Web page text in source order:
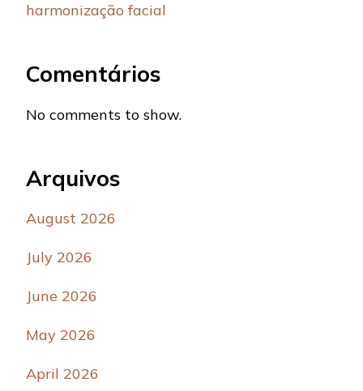
harmonização facial
Comentários
No comments to show.
Arquivos
August 2026
July 2026
June 2026
May 2026
April 2026